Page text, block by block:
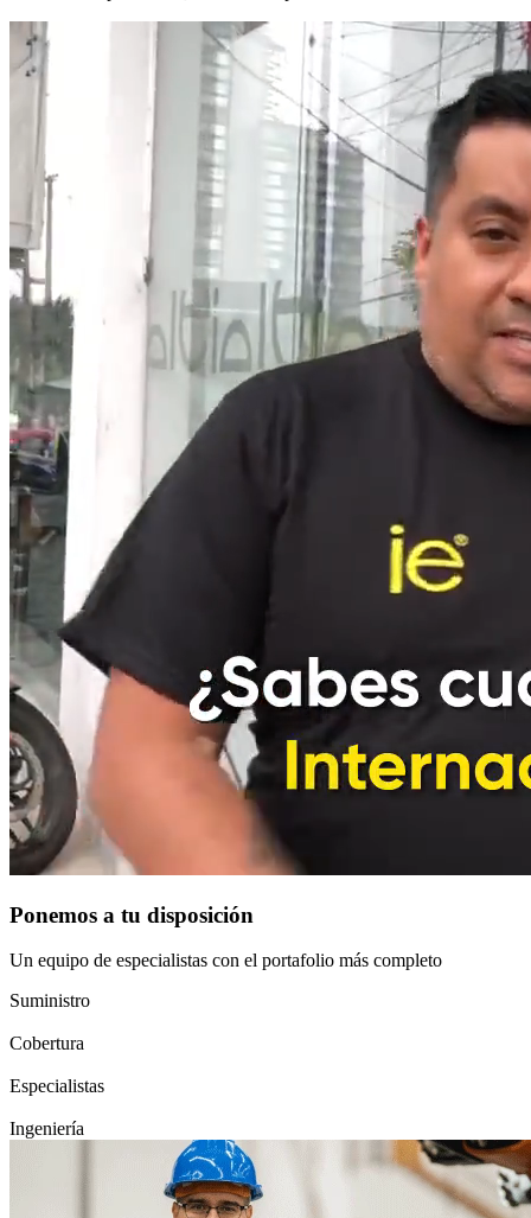
Ponemos a tu disposición
Un equipo de especialistas con el portafolio más completo
Suministro
Cobertura
Especialistas
Ingeniería